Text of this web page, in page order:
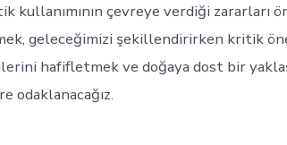
kullanımının çevreye verdiği zararları
geleceğimizi şekillendirirken kritik
hafifletmek ve doğaya dost bir
odaklanacağız.